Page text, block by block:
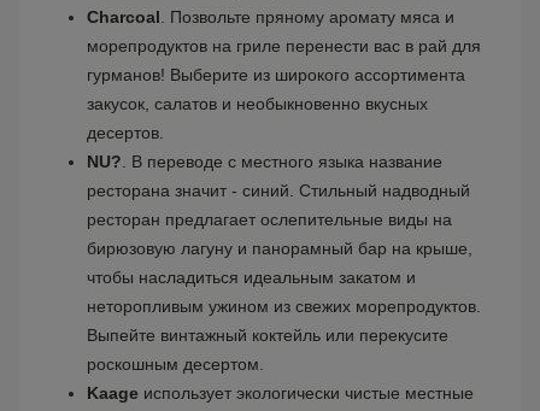
Charcoal. Позвольте пряному аромату мяса и
морепродуктов на гриле перенести вас в рай для
гурманов! Выберите из широкого ассортимента
закусок, салатов и необыкновенно вкусных
десертов.
NU?. В переводе с местного языка название
ресторана значит - синий. Стильный надводный
ресторан предлагает ослепительные виды на
бирюзовую лагуну и панорамный бар на крыше,
чтобы насладиться идеальным закатом и
неторопливым ужином из свежих морепродуктов.
Выпейте винтажный коктейль или перекусите
роскошным десертом.
Kaage использует экологически чистые местные